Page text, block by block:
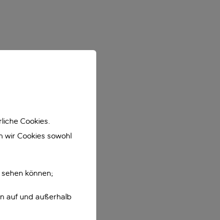
Cookies.
wir Cookies sowohl
können;
auf und außerhalb